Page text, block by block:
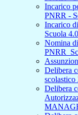
Incarico
PNRR -
Incarico
Scuola
Nomina
Delibera
scolastico
Delibera